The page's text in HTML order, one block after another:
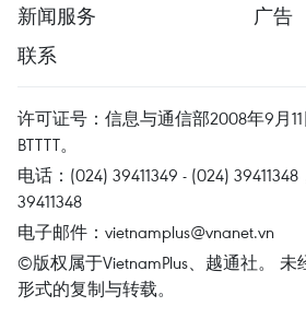
新闻服务
广告
联系
许可证号：信息与通信部2008年9月
BTTTT。
电话：(024) 39411349 - (024)
39411348
电子邮件： vietnamplus@vnanet.vn
©版权属于VietnamPlus、越通社。
形式的复制与转载。